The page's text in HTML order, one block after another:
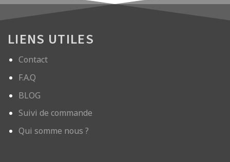
LIENS UTILES
Contact
F.A.Q
BLOG
Suivi de commande
Qui somme nous ?